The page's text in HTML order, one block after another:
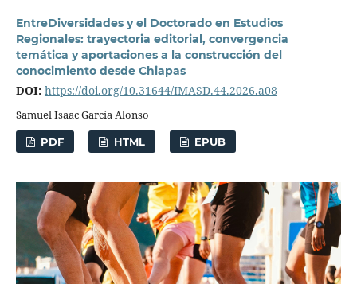
EntreDiversidades y el Doctorado en Estudios
Regionales: trayectoria editorial, convergencia
temática y aportaciones a la construcción del
conocimiento desde Chiapas
DOI: https://doi.org/10.31644/IMASD.44.2026.a08
Samuel Isaac García Alonso
PDF HTML EPUB